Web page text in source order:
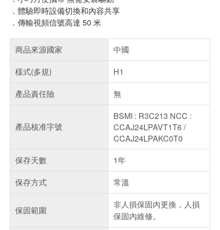
．體驗即時設備切換和內容共享
．傳輸視頻信號高達 50 米
商品來源國家
中國
樣式(多規)
H1
產品責任險
無
產品核准字號
BSMI : R3C213 NCC :
CCAJ24LPAVT1T6 /
CCAJ24LPAKC0T0
保存天數
1年
保存方式
常溫
保固範圍
非人損保固內更換，人損
保固內維修。